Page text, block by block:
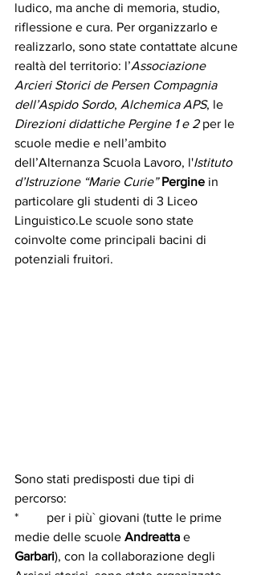
ludico, ma anche di memoria, studio,
riflessione e cura. Per organizzarlo e
realizzarlo, sono state contattate alcune
realtà del territorio: l’Associazione
Arcieri Storici de Persen Compagnia
dell’Aspido Sordo, Alchemica APS, le
Direzioni didattiche Pergine 1 e 2 per le
scuole medie e nell’ambito
dell’Alternanza Scuola Lavoro, l'Istituto
d’Istruzione “Marie Curie” Pergine in
particolare gli studenti di 3 Liceo
Linguistico.Le scuole sono state
coinvolte come principali bacini di
potenziali fruitori.
Sono stati predisposti due tipi di
percorso:
* 	per i più` giovani (tutte le prime
medie delle scuole Andreatta e
Garbari), con la collaborazione degli